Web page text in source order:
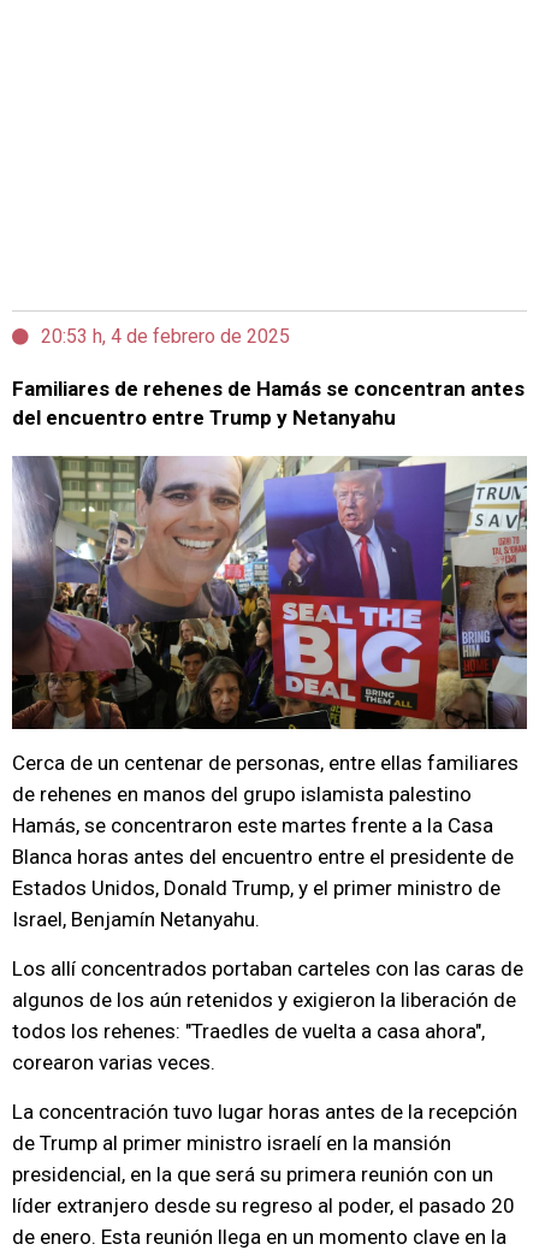
20:53 h, 4 de febrero de 2025
Familiares de rehenes de Hamás se concentran antes
del encuentro entre Trump y Netanyahu
Cerca de un centenar de personas, entre ellas familiares
de rehenes en manos del grupo islamista palestino
Hamás, se concentraron este martes frente a la Casa
Blanca horas antes del encuentro entre el presidente de
Estados Unidos, Donald Trump, y el primer ministro de
Israel, Benjamín Netanyahu.
Los allí concentrados portaban carteles con las caras de
algunos de los aún retenidos y exigieron la liberación de
todos los rehenes: "Traedles de vuelta a casa ahora",
corearon varias veces.
La concentración tuvo lugar horas antes de la recepción
de Trump al primer ministro israelí en la mansión
presidencial, en la que será su primera reunión con un
líder extranjero desde su regreso al poder, el pasado 20
de enero. Esta reunión llega en un momento clave en la